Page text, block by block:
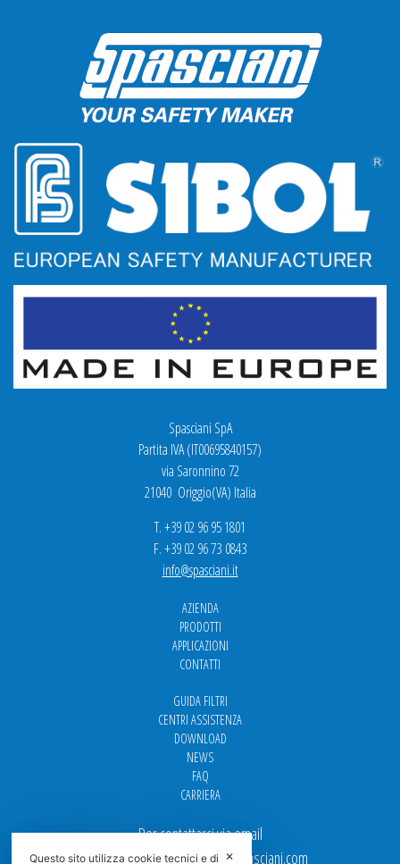
Spasciani SpA
Partita IVA (IT00695840157)
via Saronnino 72
21040 Origgio(VA) Italia
T. +39 02 96 95 1801
F. +39 02 96 73 0843
info@spasciani.it
AZIENDA
PRODOTTI
APPLICAZIONI
CONTATTI
GUIDA FILTRI
CENTRI ASSISTENZA
DOWNLOAD
NEWS
FAQ
CARRIERA
Per contattarci via email
Ufficio Vendite: italy.sales@spasciani.com
✕
Questo sito utilizza cookie tecnici e di